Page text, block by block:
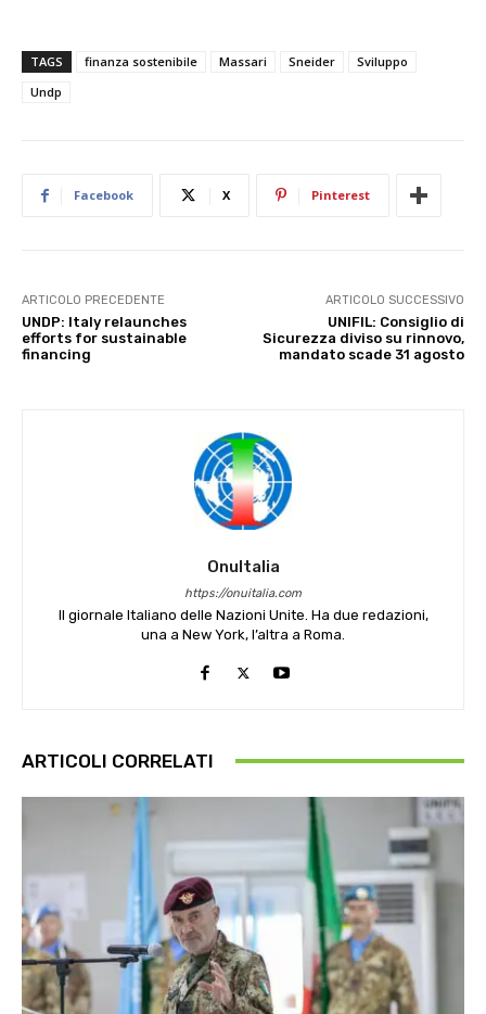
TAGS finanza sostenibile Massari Sneider
Sviluppo
Undp
Facebook X Pinterest
ARTICOLO PRECEDENTE
UNDP: Italy relaunches
efforts for sustainable
financing
ARTICOLO SUCCESSIVO
UNIFIL: Consiglio di
Sicurezza diviso su rinnovo,
mandato scade 31 agosto
OnuItalia
https://onuitalia.com
Il giornale Italiano delle Nazioni Unite. Ha due redazioni,
una a New York, l’altra a Roma.
ARTICOLI CORRELATI